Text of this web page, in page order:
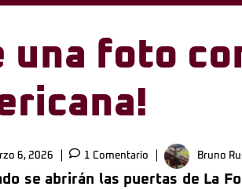
una foto
6, 2026 1 Comentario Bruno
se abrirán las puertas de La